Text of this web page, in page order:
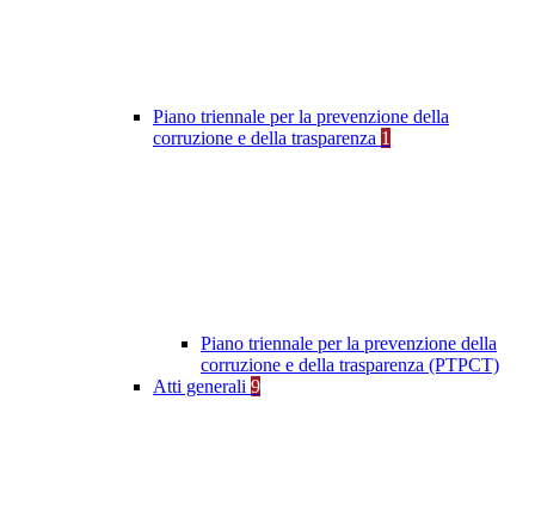
Piano triennale per la prevenzione della
corruzione e della trasparenza 1
Piano triennale per la prevenzione della
corruzione e della trasparenza (PTPCT)
Atti generali 9